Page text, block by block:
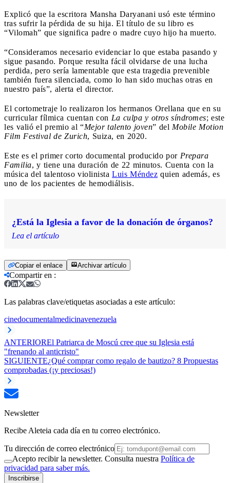
Explicó que la escritora Mansha Daryanani usó este término
tras sufrir la pérdida de su hija. El título de su libro es
“Vilomah” que significa padre o madre cuyo hijo ha muerto.
“Consideramos necesario evidenciar lo que estaba pasando y
sigue pasando. Porque resulta fácil olvidarse de una lucha
perdida, pero sería lamentable que esta tragedia prevenible
también fuera silenciada, como lo han sido muchas otras en
nuestro país”, alerta el director.
El cortometraje lo realizaron los hermanos Orellana que en su
curricular fílmica cuentan con La culpa y otros síndromes; este
les valió el premio al “Mejor talento joven” del Mobile Motion
Film Festival de Zurich, Suiza, en 2020.
Este es el primer corto documental producido por Prepara
Familia, y tiene una duración de 22 minutos. Cuenta con la
música del talentoso violinista Luis Méndez quien además, es
uno de los pacientes de hemodiálisis.
¿Está la Iglesia a favor de la donación de órganos?
Lea el artículo
Copiar el enlace Archivar artículo
Compartir en :
Las palabras clave/etiquetas asociadas a este artículo:
cinedocumentalmedicinavenezuela
ANTERIOREl Patriarca de Moscú cree que su Iglesia está
"frenando al anticristo"
SIGUIENTE¿Qué comprar como regalo de bautizo? 8 Propuestas
comprobadas (¡y preciosas!)
Newsletter
Recibe Aleteia cada día en tu correo electrónico.
Tu dirección de correo electrónico
Acepto recibir la newsletter. Consulta nuestra Política de
privacidad para saber más.
Inscribirse